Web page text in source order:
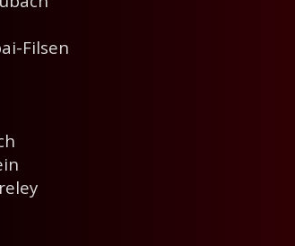
Filsen